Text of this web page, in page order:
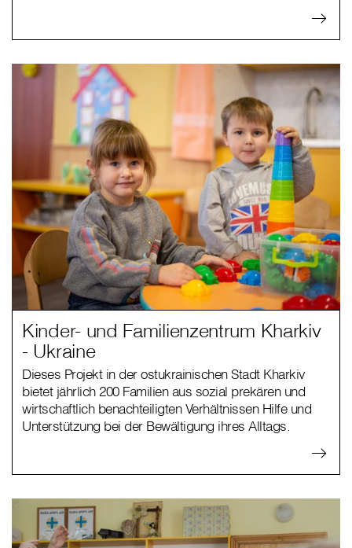
Kinder- und Familienzentrum Kharkiv
- Ukraine
Dieses Projekt in der ostukrainischen Stadt Kharkiv
bietet jährlich 200 Familien aus sozial prekären und
wirtschaftlich benachteiligten Verhältnissen Hilfe und
Unterstützung bei der Bewältigung ihres Alltags.